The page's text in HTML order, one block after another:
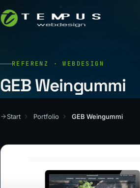
REFERENZ · WEBDESIGN
GEB Weingummi
Start Portfolio GEB Weingummi